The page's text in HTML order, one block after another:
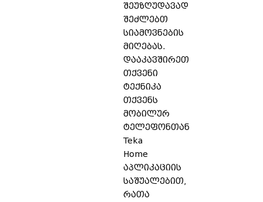
შეუზღუდავად
შეძლებთ
სიამოვნების
მიღებას.
დააკავშირეთ
თქვენი
ტექნიკა
თქვენს
მობილურ
ტელეფონთან
Teka
Home
აპლიკაციის
საშუალებით,
რათა